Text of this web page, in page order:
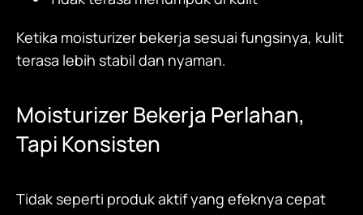
Ketika moisturizer bekerja sesuai fungsinya, kulit
terasa lebih stabil dan nyaman.
MoisturizerBekerja Perlahan,
Tapi Konsisten
Tidak seperti produk aktif yang efeknya cepat